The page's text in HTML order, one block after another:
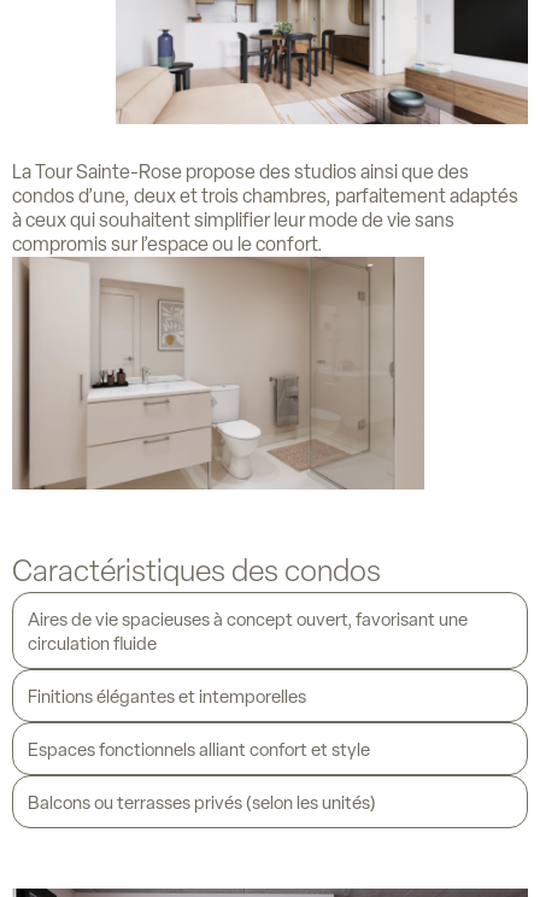
La Tour Sainte-Rose propose des studios ainsi que des
condos d’une, deux et trois chambres, parfaitement adaptés
à ceux qui souhaitent simplifier leur mode de vie sans
compromis sur l’espace ou le confort.
Caractéristiques des condos
Aires de vie spacieuses à concept ouvert, favorisant une
circulation fluide
Finitions élégantes et intemporelles
Espaces fonctionnels alliant confort et style
Balcons ou terrasses privés (selon les unités)